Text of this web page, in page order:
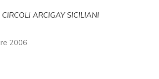
ARCIGAY SICILIANI
2006